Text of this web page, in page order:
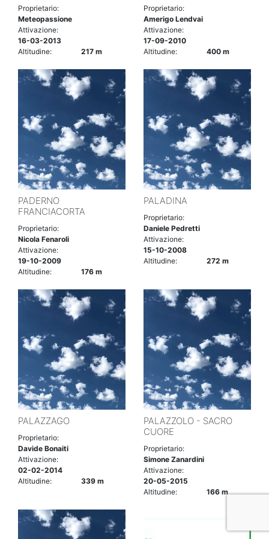
Proprietario:
Meteopassione
Attivazione:
16-03-2013
Altitudine:
217 m
Proprietario:
Amerigo Lendvai
Attivazione:
17-09-2010
Altitudine:
400 m
PADERNO
FRANCIACORTA
Proprietario:
Nicola Fenaroli
Attivazione:
19-10-2009
Altitudine:
176 m
PALADINA
Proprietario:
Daniele Pedretti
Attivazione:
15-10-2008
Altitudine:
272 m
PALAZZAGO
Proprietario:
Davide Bonaiti
Attivazione:
02-02-2014
Altitudine:
339 m
PALAZZOLO - SACRO
CUORE
Proprietario:
Simone Zanardini
Attivazione:
20-05-2015
Altitudine:
166 m